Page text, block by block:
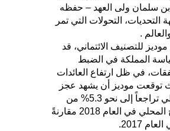
بن سلمان ولى العهد – حفظه
التحديات، التحولات التي تمر
.
للتصنيف الائتماني، قد
المملكة في الضبط
في ظل ارتفاع العائدات
توقعت موديز أن يشهد عجز
المملكة المالي تراجعاً إلى نحو 5.3% من
إجمالي الناتج المحلي في العام 2018 مقارنةً
2017.